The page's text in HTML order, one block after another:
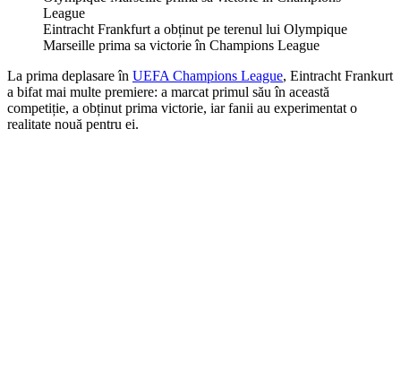
Eintracht Frankfurt a obținut pe terenul lui Olympique
Marseille prima sa victorie în Champions League
La prima deplasare în UEFA Champions League, Eintracht Frankurt
a bifat mai multe premiere: a marcat primul său în această
competiție, a obținut prima victorie, iar fanii au experimentat o
realitate nouă pentru ei.